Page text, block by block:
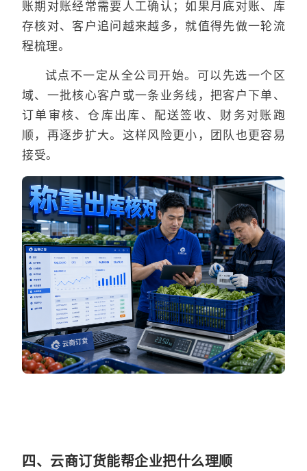
账期对账经常需要人工确认；如果月底对账、库
存核对、客户追问越来越多，就值得先做一轮流
程梳理。
试点不一定从全公司开始。可以先选一个区
域、一批核心客户或一条业务线，把客户下单、
订单审核、仓库出库、配送签收、财务对账跑
顺，再逐步扩大。这样风险更小，团队也更容易
接受。
四、云商订货能帮企业把什么理顺